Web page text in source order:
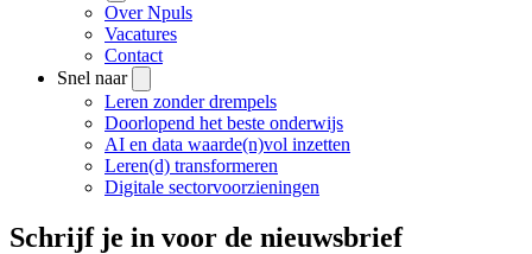
Over Npuls
Vacatures
Contact
Snel naar
Leren zonder drempels
Doorlopend het beste onderwijs
AI en data waarde(n)vol inzetten
Leren(d) transformeren
Digitale sectorvoorzieningen
Schrijf je in voor de nieuwsbrief